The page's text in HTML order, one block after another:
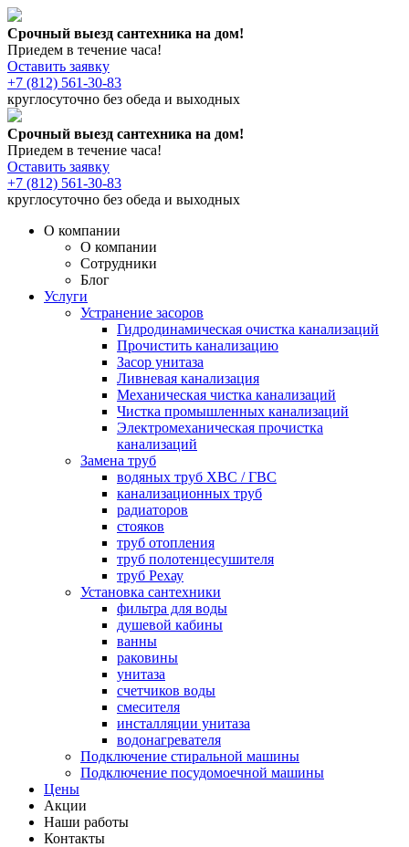
Срочный выезд сантехника на дом!
Приедем в течение часа!
Оставить заявку
+7 (812) 561-30-83
круглосуточно без обеда и выходных
Срочный выезд сантехника на дом!
Приедем в течение часа!
Оставить заявку
+7 (812) 561-30-83
круглосуточно без обеда и выходных
О компании
О компании
Сотрудники
Блог
Услуги
Устранение засоров
Гидродинамическая очистка канализаций
Прочистить канализацию
Засор унитаза
Ливневая канализация
Механическая чистка канализаций
Чистка промышленных канализаций
Электромеханическая прочистка
канализаций
Замена труб
водяных труб ХВС / ГВС
канализационных труб
радиаторов
стояков
труб отопления
труб полотенцесушителя
труб Рехау
Установка сантехники
фильтра для воды
душевой кабины
ванны
раковины
унитаза
счетчиков воды
смесителя
инсталляции унитаза
водонагревателя
Подключение стиральной машины
Подключение посудомоечной машины
Цены
Акции
Наши работы
Контакты